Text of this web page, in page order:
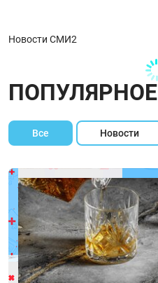
Новости СМИ2
ПОПУЛЯРНОЕ
Все Новости